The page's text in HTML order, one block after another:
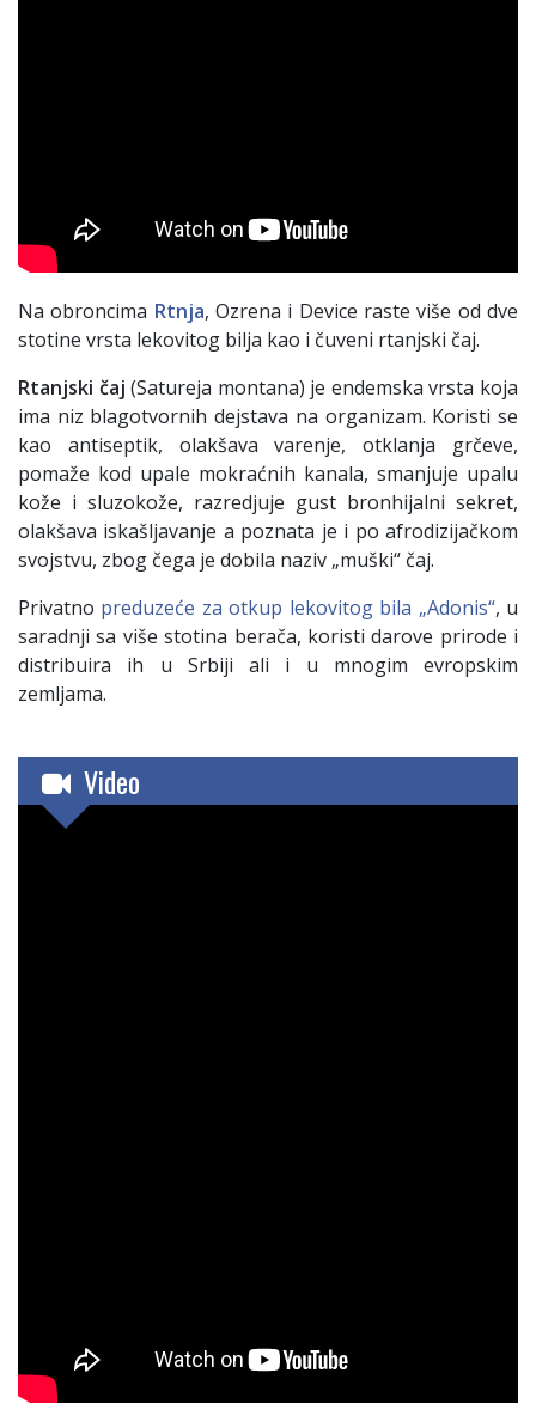
Na obroncima Rtnja, Ozrena i Device raste više od dve
stotine vrsta lekovitog bilja kao i čuveni rtanjski čaj.
Rtanjski čaj (Satureja montana) je endemska vrsta koja
ima niz blagotvornih dejstava na organizam. Koristi se
kao antiseptik, olakšava varenje, otklanja grčeve,
pomaže kod upale mokraćnih kanala, smanjuje upalu
kože i sluzokože, razredjuje gust bronhijalni sekret,
olakšava iskašljavanje a poznata je i po afrodizijačkom
svojstvu, zbog čega je dobila naziv „muški“ čaj.
Privatno preduzeće za otkup lekovitog bila „Adonis“, u
saradnji sa više stotina berača, koristi darove prirode i
distribuira ih u Srbiji ali i u mnogim evropskim
zemljama.
Video